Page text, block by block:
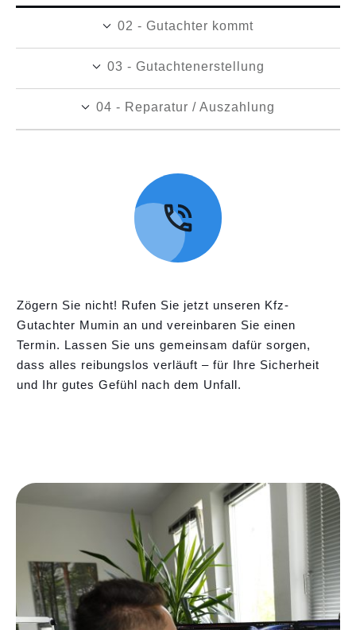
02 - Gutachter kommt
03 - Gutachtenerstellung
04 - Reparatur / Auszahlung
Zögern Sie nicht! Rufen Sie jetzt unseren Kfz-
Gutachter Mumin an und vereinbaren Sie einen
Termin. Lassen Sie uns gemeinsam dafür sorgen,
dass alles reibungslos verläuft – für Ihre Sicherheit
und Ihr gutes Gefühl nach dem Unfall.